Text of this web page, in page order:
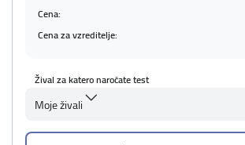
Cena:
Cena za vzreditelje:
Žival za katero naročate test
Moje živali